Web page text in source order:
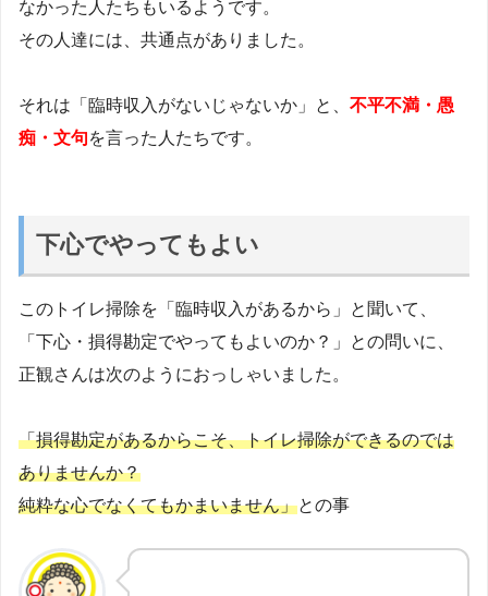
なかった人たちもいるようです。
その人達には、共通点がありました。
それは「臨時収入がないじゃないか」と、 不平不満・愚
痴・文句を言った人たちです。
下心でやってもよい
このトイレ掃除を「臨時収入があるから」と聞いて、
「下心・損得勘定でやってもよいのか？」との問いに、
正観さんは次のようにおっしゃいました。
「損得勘定があるからこそ、トイレ掃除ができるのでは
ありませんか？
純粋な心でなくてもかまいません」との事